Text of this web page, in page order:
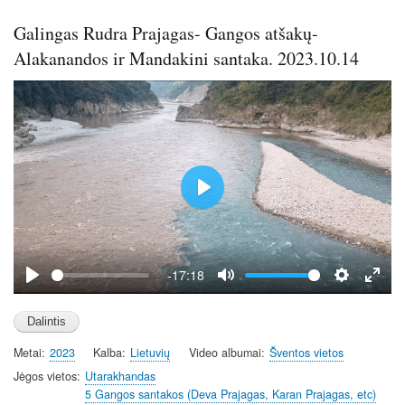
r
e
e
n
Galingas Rudra Prajagas- Gangos atšakų-
Alakanandos ir Mandakini santaka. 2023.10.14
P
l
a
y
-17:18
M
e
S
t
n
E
f
P
l
a
y
Metai 2023 Kalba Lietuvių Video albumai Šventos vietos
Jėgos vietos Utarakhandas
5 Gangos santakos (Deva Prajagas, Karan Prajagas, etc)